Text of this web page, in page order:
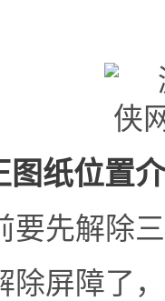
图纸位置
先解除三
屏障了，